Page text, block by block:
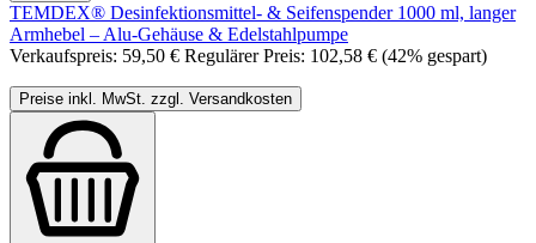
TEMDEX® Desinfektionsmittel- & Seifenspender 1000 ml, langer
Armhebel – Alu-Gehäuse & Edelstahlpumpe
Verkaufspreis: 59,50 € Regulärer Preis: 102,58 € (42% gespart)
Preise inkl. MwSt. zzgl. Versandkosten